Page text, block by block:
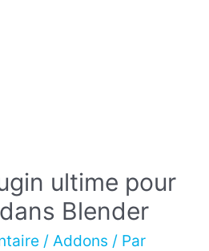
ultime pour
Blender
/ Addons / Par